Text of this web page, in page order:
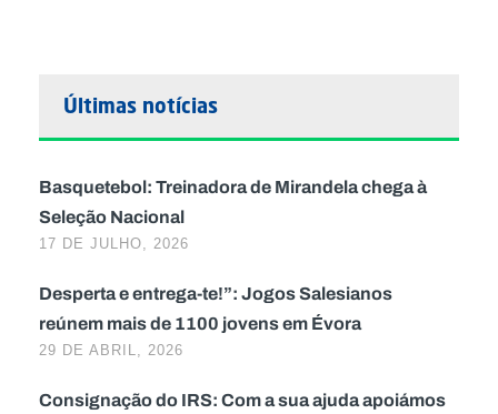
Últimas notícias
Basquetebol: Treinadora de Mirandela chega à
Seleção Nacional
17 DE JULHO, 2026
Desperta e entrega-te!”: Jogos Salesianos
reúnem mais de 1100 jovens em Évora
29 DE ABRIL, 2026
Consignação do IRS: Com a sua ajuda apoiámos